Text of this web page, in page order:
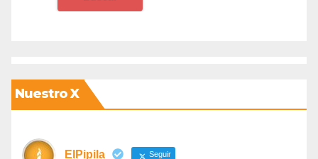
Nuestro X
ElPipila Seguir